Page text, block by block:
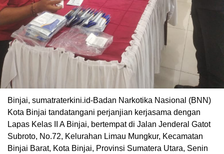
Binjai, sumatraterkini.id-Badan Narkotika Nasional (BNN)
Kota Binjai tandatangani perjanjian kerjasama dengan
Lapas Kelas II A Binjai, bertempat di Jalan Jenderal Gatot
Subroto, No.72, Kelurahan Limau Mungkur, Kecamatan
Binjai Barat, Kota Binjai, Provinsi Sumatera Utara, Senin